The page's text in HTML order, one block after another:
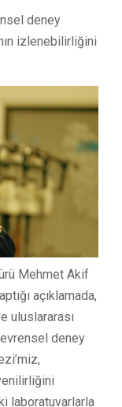
deney
izlenebilirliğini
Mehmet Akif
açıklamada,
uluslararası
deney
laboratuvarlarla